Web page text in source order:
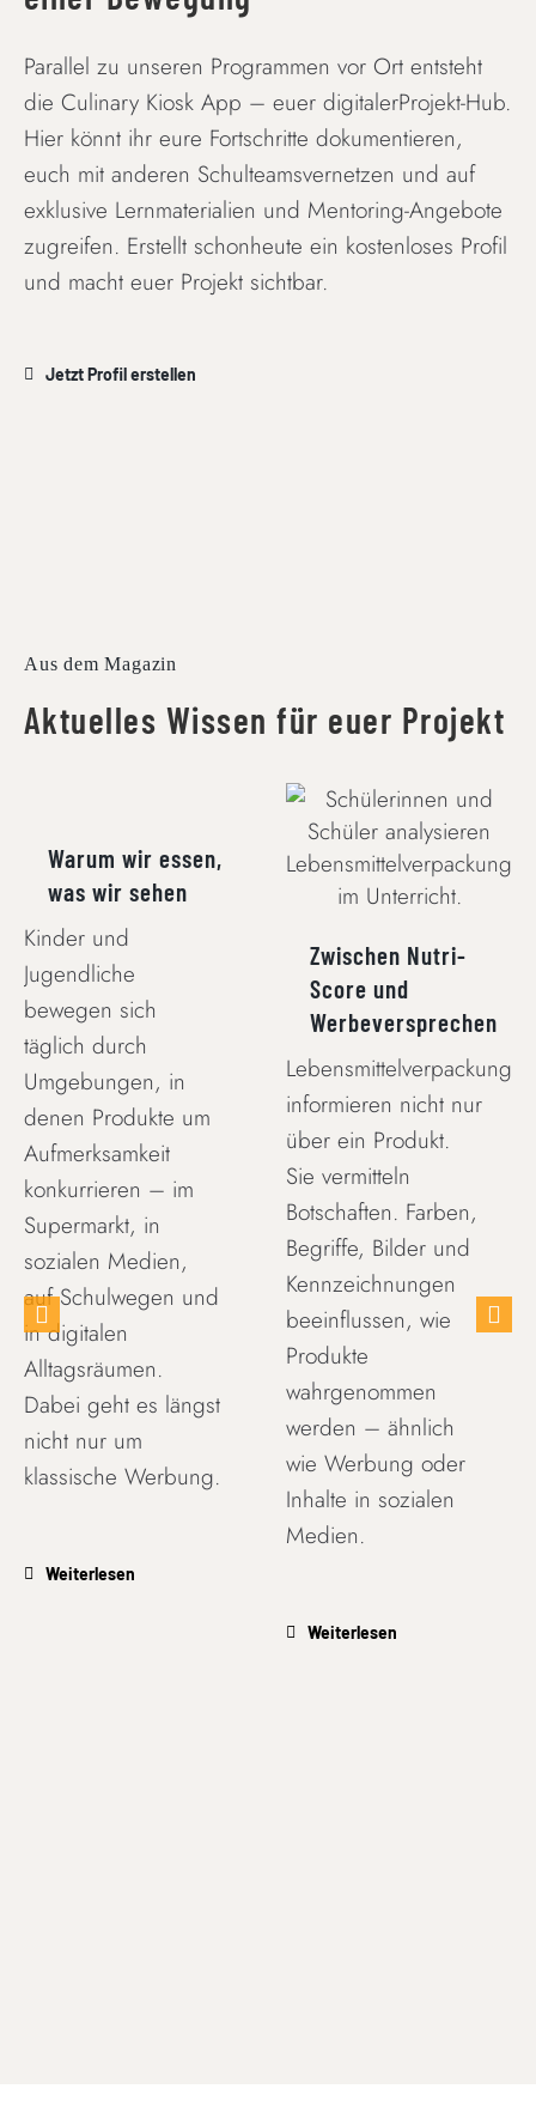
Parallel zu unseren Programmen vor Ort entsteht
die Culinary Kiosk App – euer digitalerProjekt-Hub.
Hier könnt ihr eure Fortschritte dokumentieren,
euch mit anderen Schulteamsvernetzen und auf
exklusive Lernmaterialien und Mentoring-Angebote
zugreifen. Erstellt schonheute ein kostenloses Profil
und macht euer Projekt sichtbar.
Jetzt Profil erstellen
Aus dem Magazin
Aktuelles Wissen für euer Projekt
Warum wir essen,
was wir sehen
Kinder und
Jugendliche
bewegen sich
täglich durch
Umgebungen, in
denen Produkte um
Aufmerksamkeit
konkurrieren – im
Supermarkt, in
sozialen Medien,
auf Schulwegen und
in digitalen
Alltagsräumen.
Dabei geht es längst
nicht nur um
klassische Werbung.
Weiterlesen
ZWISCHEN NUTRI-
SCORE UND
WERBEVERSPRECHEN
Zwischen Nutri-
Score und
Werbeversprechen
Lebensmittelverpackungen
informieren nicht nur
über ein Produkt.
Sie vermitteln
Botschaften. Farben,
Begriffe, Bilder und
Kennzeichnungen
beeinflussen, wie
Produkte
wahrgenommen
werden – ähnlich
wie Werbung oder
Inhalte in sozialen
Medien.
Weiterlesen